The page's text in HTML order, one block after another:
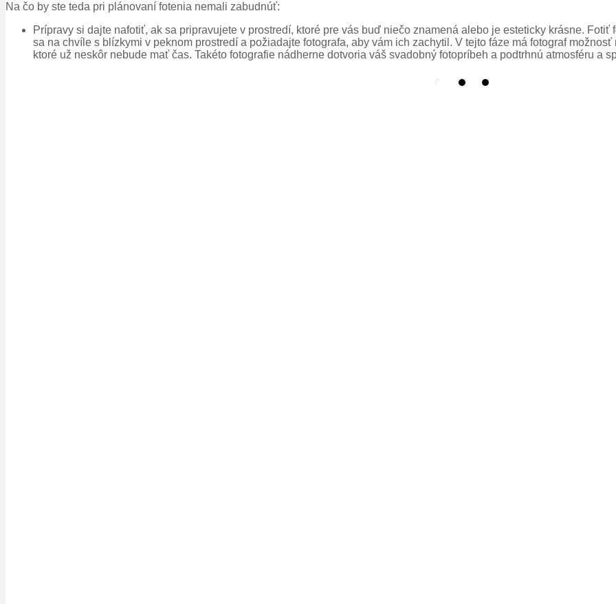
Na čo by ste teda pri plánovaní fotenia nemali zabudnúť:
Prípravy si dajte nafotiť, ak sa pripravujete v prostredí, ktoré pre vás buď niečo znamená alebo je esteticky krásne.
sa na chvíle s blízkymi v peknom prostredí a požiadajte fotografa, aby vám ich zachytil. V tejto fáze má fotograf
ktoré už neskôr nebude mať čas. Takéto fotografie nádherne dotvoria váš svadobný fotopríbeh a podtrhnú atmosféru a